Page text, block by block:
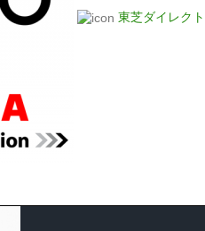
東芝ダイレクト